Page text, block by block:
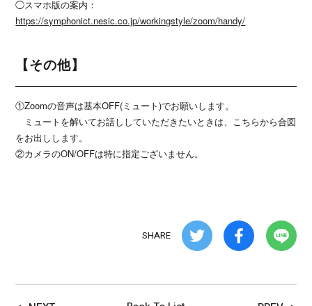
◯スマホ版の案内：
https://symphonict.nesic.co.jp/workingstyle/zoom/handy/
【その他】
①Zoomの音声は基本OFF(ミュート)でお願いします。
ミュートを解いてお話ししていただきたいときは、こちらから合図
をお出しします。
②カメラのON/OFFは特に指定ございません。
SHARE